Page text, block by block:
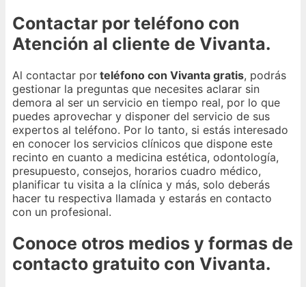
Contactar por teléfono con
Atención al cliente de Vivanta.
Al contactar por teléfono con Vivanta gratis, podrás
gestionar la preguntas que necesites aclarar sin
demora al ser un servicio en tiempo real, por lo que
puedes aprovechar y disponer del servicio de sus
expertos al teléfono. Por lo tanto, si estás interesado
en conocer los servicios clínicos que dispone este
recinto en cuanto a medicina estética, odontología,
presupuesto, consejos, horarios cuadro médico,
planificar tu visita a la clínica y más, solo deberás
hacer tu respectiva llamada y estarás en contacto
con un profesional.
Conoce otros medios y formas de
contacto gratuito con Vivanta.